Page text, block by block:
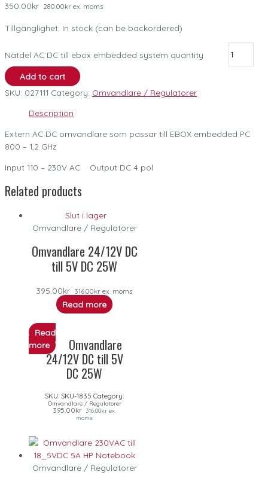
350.00kr 280.00kr ex. moms
Tillgänglighet: In stock (can be backordered)
Nätdel AC DC till ebox embedded system quantity
Add to cart
SKU: 027111 Category: Omvandlare / Regulatorer
Description
Extern AC DC omvandlare som passar till EBOX embedded PC
800 – 1,2 GHz
Input 110 – 230V AC Output DC 4 pol
Related products
Slut i lager
Omvandlare / Regulatorer
Omvandlare 24/12V DC
till 5V DC 25W
395.00kr 316.00kr ex. moms
Read more
Read
more
Omvandlare
24/12V DC till 5V
DC 25W
SKU: SKU-1835 Category:
Omvandlare / Regulatorer
395.00kr 316.00kr ex.
moms
Omvandlare / Regulatorer